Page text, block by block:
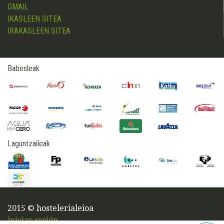
GMAIL
IKASLEEN SITEA
IRAKASLEEN SITEA
Babesleak
Laguntzaileak
2015 © hostelerialeioa
iniciar sesión